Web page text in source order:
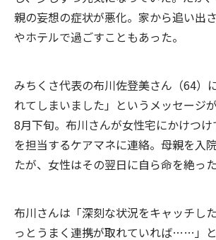
親の妄想の症状が悪化。家から追い出
やホテルで過ごすこともあった。
みちくさ代表の布川佐登美さん（64）
れてしまいました」というメッセージ
8月下旬。布川さんが女性宅にかけつ
を担当するケアマネに連絡。母親を入
たが、女性はその翌日に自ら命を絶った
布川さんは「深刻な状況をキャッチし
っとうまく連携が取れていれば……」と